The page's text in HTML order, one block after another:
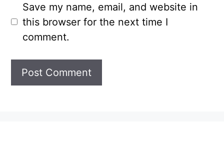
Save my name, email, and website in
this browser for the next time I
comment.